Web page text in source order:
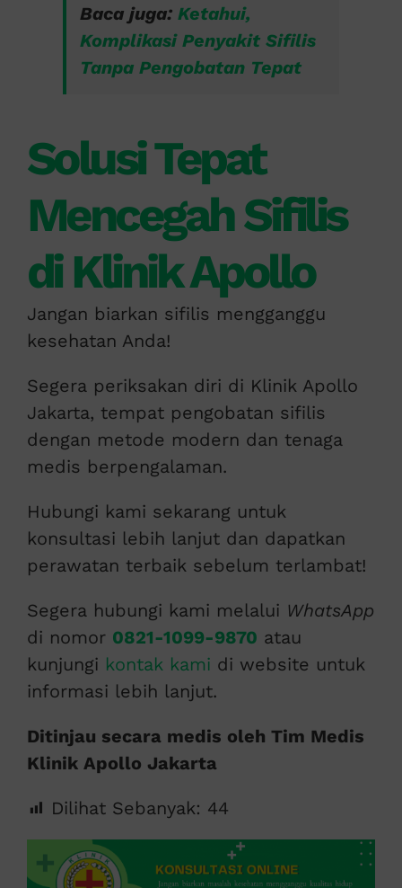
Baca juga: Ketahui,
Komplikasi Penyakit Sifilis
Tanpa Pengobatan Tepat
Solusi Tepat
Mencegah Sifilis
di Klinik Apollo
Jangan biarkan sifilis mengganggu
kesehatan Anda!
Segera periksakan diri di Klinik Apollo
Jakarta, tempat pengobatan sifilis
dengan metode modern dan tenaga
medis berpengalaman.
Hubungi kami sekarang untuk
konsultasi lebih lanjut dan dapatkan
perawatan terbaik sebelum terlambat!
Segera hubungi kami melalui WhatsApp
di nomor 0821-1099-9870 atau
kunjungi kontak kami di website untuk
informasi lebih lanjut.
Ditinjau secara medis oleh Tim Medis
Klinik Apollo Jakarta
Dilihat Sebanyak: 44